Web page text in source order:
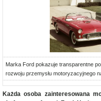
Marka Ford pokazuje transparentne
rozwoju przemysłu motoryzacyjnego
Każda osoba zainteresowana